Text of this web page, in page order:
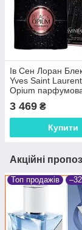
Ів Сен Лоран
Yves Saint
Opium
3 469 ₴
Купити
Акційні
Топ продажів